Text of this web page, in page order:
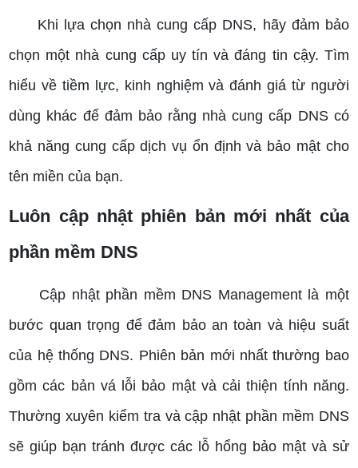
Khi lựa chọn nhà cung cấp DNS, hãy đảm bảo
chọn một nhà cung cấp uy tín và đáng tin cậy. Tìm
hiểu về tiềm lực, kinh nghiệm và đánh giá từ người
dùng khác để đảm bảo rằng nhà cung cấp DNS có
khả năng cung cấp dịch vụ ổn định và bảo mật cho
tên miền của bạn.
Luôn cập nhật phiên bản mới nhất của
phần mềm DNS
Cập nhật phần mềm DNS Management là một
bước quan trọng để đảm bảo an toàn và hiệu suất
của hệ thống DNS. Phiên bản mới nhất thường bao
gồm các bản vá lỗi bảo mật và cải thiện tính năng.
Thường xuyên kiểm tra và cập nhật phần mềm DNS
sẽ giúp bạn tránh được các lỗ hổng bảo mật và sử